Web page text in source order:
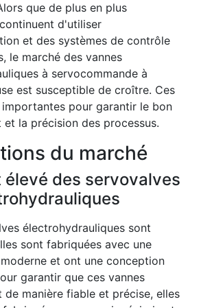
que de plus en plus
d'utiliser
et des systèmes de contrôle
le marché des vannes
à servocommande à
est susceptible de croître. Ces
pour garantir le bon
et la précision des processus.
du marché
élevé des servovalves
électrohydrauliques sont
sont fabriquées avec une
et ont une conception
garantir que ces vannes
de manière fiable et précise, elles